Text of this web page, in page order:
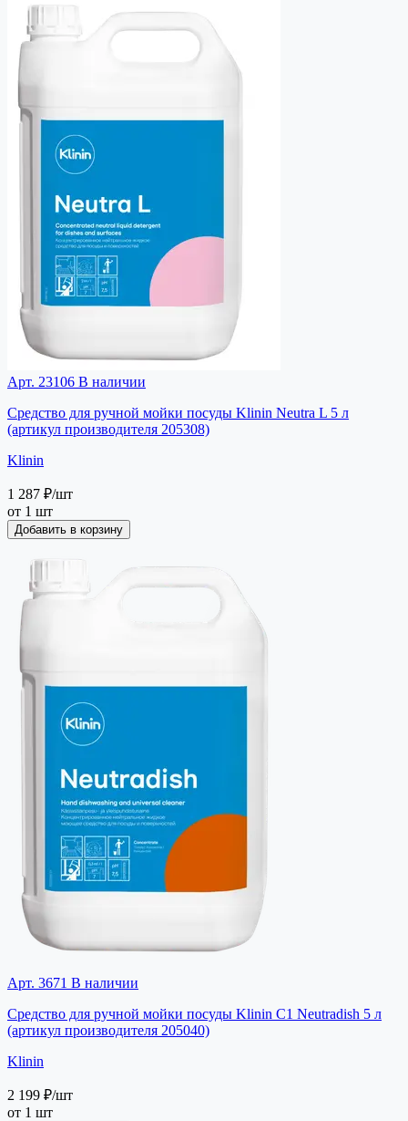
Арт. 23106 В наличии
Средство для ручной мойки посуды Klinin Neutra L 5 л
(артикул производителя 205308)
Klinin
1 287 ₽/шт
от 1 шт
Добавить в корзину
Арт. 3671 В наличии
Средство для ручной мойки посуды Klinin C1 Neutradish 5 л
(артикул производителя 205040)
Klinin
2 199 ₽/шт
от 1 шт